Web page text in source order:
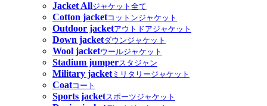
Jacket Allジャケット全て
Cotton jacketコットンジャケット
Outdoor jacketアウトドアジャケット
Down jacketダウンジャケット
Wool jacketウールジャケット
Stadium jumperスタジャン
Military jacketミリタリージャケット
Coatコート
Sports jacketスポーツジャケット